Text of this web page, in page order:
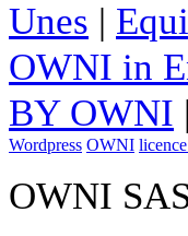
Unes |
OWNI in
BY OWNI |
Wordpress OWNI
OWNI